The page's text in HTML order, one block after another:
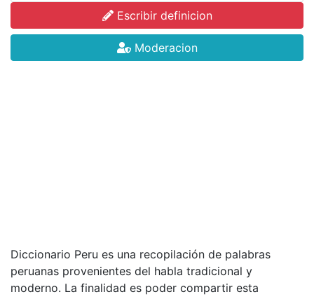
Escribir definicion
Moderacion
Diccionario Peru es una recopilación de palabras
peruanas provenientes del habla tradicional y
moderno. La finalidad es poder compartir esta